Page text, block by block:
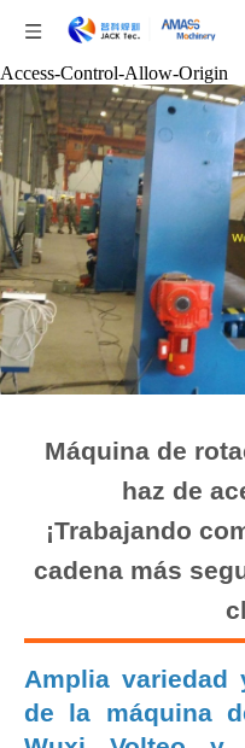
Access-Control-Allow-Origin
Máquina de
haz de
¡Trabajando
cadena más
Amplia variedad
de la máquina